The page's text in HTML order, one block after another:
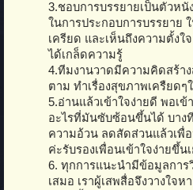
3.ชอบการบรรยายเป็นตัวห
ในการประกอบการบรรยาย
เครียด และเห็นถึงความตั้งใ
ได้เกล็ดความรู้
4.ทีมงานวาดมีความคิดสร้า
ตาม ทำเรื่องสุขภาพเครืยดๆ
5.อ่านแล้วเข้าใจง่ายดี พอเ
อะไรที่มันซับซ้อนขึ้นได้ บาง
ความอ้วน ลดสัดส่วนแล้วเพื่อ
ค่ะรับรองเพื่อนเข้าใจง่ายขึ้น
6. ทุกการแนะนำมีข้อมูลการ
เสมอ เราผู้เสพสื่อจึงวางใจห